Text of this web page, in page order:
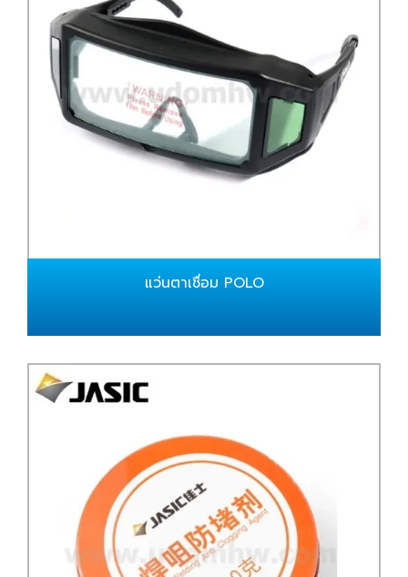
แว่นตาเชื่อม POLO